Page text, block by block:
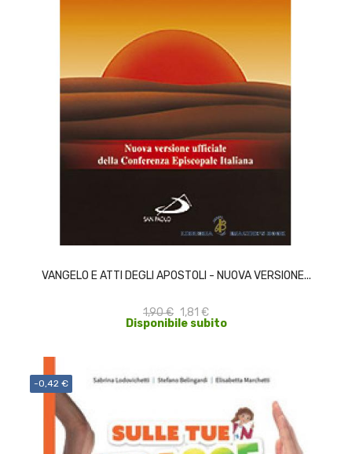
VANGELO E ATTI DEGLI APOSTOLI - NUOVA VERSIONE...
1,90 € 1,81 €
Disponibile subito
-0,42 €